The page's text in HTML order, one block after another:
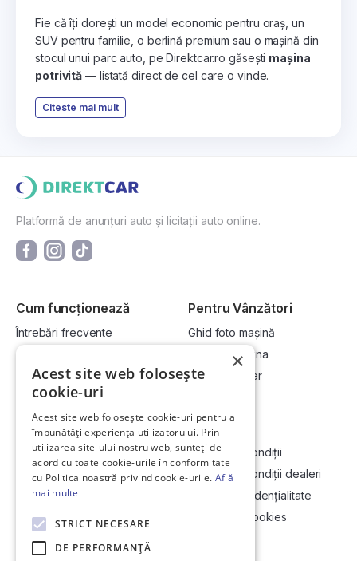
Fie că îți dorești un model economic pentru oraș, un
SUV pentru familie, o berlină premium sau o mașină din
stocul unui parc auto, pe Direktcar.ro găsești mașina
potrivită — listată direct de cel care o vinde.
Citeste mai mult
Platformă de anunțuri auto și licitații auto online.
Cum funcționează
Întrebări frecvente
Cum vând la licitație?
Pentru Vânzători
Ghid foto mașină
Vinde-ți mașina
Devino dealer
Link-uri utile
Informații utile vizionare
Contact
Soluționarea Online a litigiilor
ANCP
Compania
Termeni și condiții
Termeni și condiții dealeri
Politică confidențialitate
Politica de cookies
×
Acest site web folosește
cookie-uri
Acest site web folosește cookie-uri pentru a
îmbunătăți experiența utilizatorului. Prin
utilizarea site-ului nostru web, sunteți de
acord cu toate cookie-urile în conformitate
cu Politica noastră privind cookie-urile. Află
mai multe
STRICT NECESARE
DE PERFORMANȚĂ